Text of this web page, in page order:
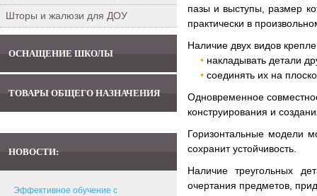
Шторы и жалюзи для ДОУ
ОСНАЩЕНИЕ ШКОЛЫ
ТОВАРЫ ОБЩЕГО НАЗНАЧЕНИЯ
НОВОСТИ:
Эффективное обучение с
пазы и выступы, размер
практически в
Наличие двух видов
накладывать детали
соединять их на
Одновременное
конструирования и
Горизонтальные модели
сохранит устойчивость.
Наличие треугольных
очертания предметов,